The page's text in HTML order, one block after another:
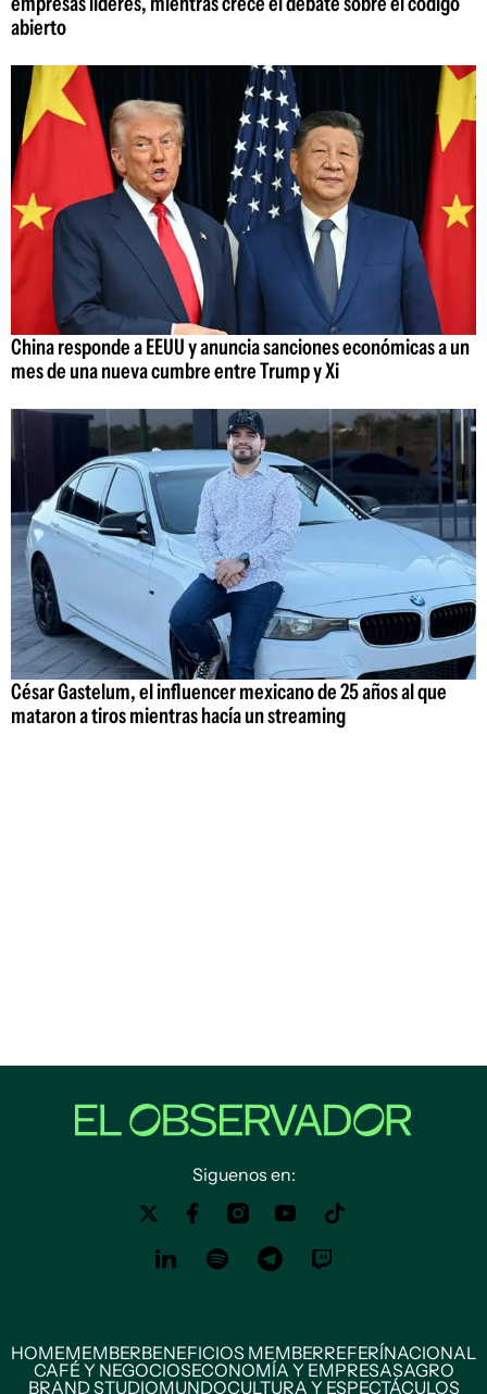
abierto
China responde a EEUU y anuncia sanciones económicas a un
mes de una nueva cumbre entre Trump y Xi
César Gastelum, el influencer mexicano de 25 años al que
mataron a tiros mientras hacía un streaming
Siguenos en:
HOMEMEMBERBENEFICIOS MEMBERREFERÍNACIONAL
CAFÉ Y NEGOCIOSECONOMÍA Y EMPRESASAGRO
BRAND STUDIOMUNDOCULTURA Y ESPECTÁCULOS